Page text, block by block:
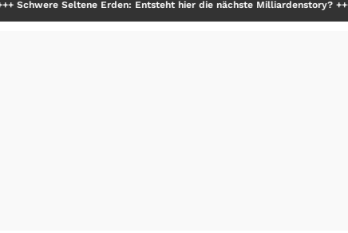
Seltene Erden: Entsteht hier die nächste Milliardenstory?+++